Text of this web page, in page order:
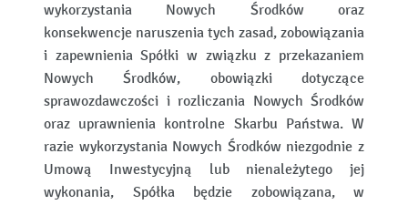
wykorzystania Nowych Środków oraz
konsekwencje naruszenia tych zasad, zobowiązania
i zapewnienia Spółki w związku z przekazaniem
Nowych Środków, obowiązki dotyczące
sprawozdawczości i rozliczania Nowych Środków
oraz uprawnienia kontrolne Skarbu Państwa. W
razie wykorzystania Nowych Środków niezgodnie z
Umową Inwestycyjną lub nienależytego jej
wykonania, Spółka będzie zobowiązana, w